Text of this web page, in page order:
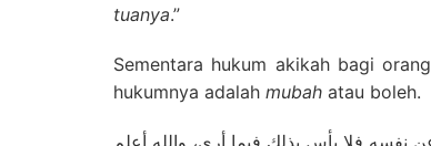
tuanya.”
Sementara hukum akikah bagi
hukumnya adalah mubah atau boleh.